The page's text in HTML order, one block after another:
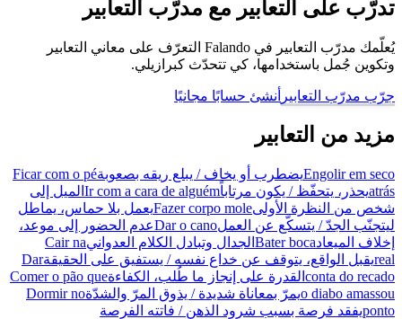
تدرّب على التعابير مع مدرّب التعابير
يُعلّمك مدرّب التعابير في Falando التعرّف على معاني التعابير
وتكوين جُمل باستخدامها، كي تتحدّث كبرازيلي.
جرّب مدرّب التعابير أنشئ حسابًا مجانيًا
مزيد من التعابير
Engolir em secoيضطرب أو يخاف / يبلع ريقه بصعوبةFicar com o pé
atrásيحذر، يتحفّظ / يكون مرتاباًIr com a cara de alguém الميل إلى
شخص من النظرة الأولىFazer corpo moleيعمل بلا حماس، يماطل
ليتجنّب الجدّ / يتسكّع عن العملDar o canoعدم الحضور إلى موعد،
إخلاف الميعادBater boca الجدال وتبادل الكلام العدوانيCair na
realيقبل الواقع، يتوقف عن خداع نفسه / يستفيق على الحقيقةDar
conta do recado القدرة على إنجاز ما طُلب، الكفاءةComer o pão que
o diabo amassouيمرّ بمعاناة شديدة / يذوق المرّ والشدّةDormir no
pontoيفقد فرصة بسبب شرود الذهن / فاتته الفرصة